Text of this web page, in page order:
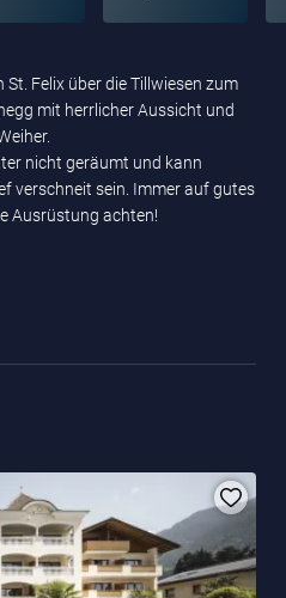
Felix über die Tillwiesen zum
mit herrlicher Aussicht und
nicht geräumt und kann
verschneit sein. Immer auf gutes
Ausrüstung achten!